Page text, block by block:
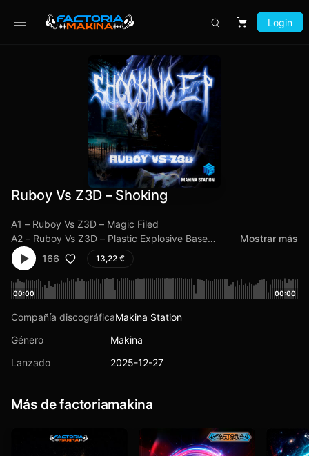
Carrito
Login
Ruboy Vs Z3D – Shoking
A1 – Ruboy Vs Z3D – Magic Filed
A2 – Ruboy Vs Z3D – Plastic Explosive Base
B1 – Ruboy Vs Z3D – One Nation
B2 – Ruboy Vs Aier – Impulsive
Mostrar más
166
13,22 €
00:00 00:00
Compañía discográficaMakina Station
Género
Makina
Lanzado
2025-12-27
Más de factoriamakina